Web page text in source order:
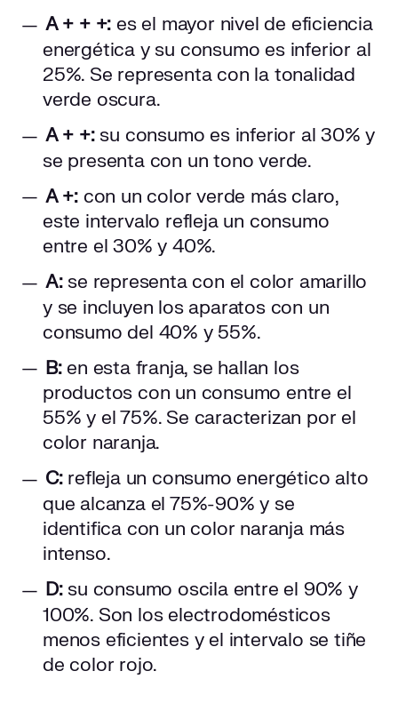
A + + +: es el mayor nivel de eficiencia
energética y su consumo es inferior al
25%. Se representa con la tonalidad
verde oscura.
A + +:su consumo es inferior al 30% y
se presenta con un tono verde.
A +: con un color verde más claro,
este intervalo refleja un consumo
entre el 30% y 40%.
A:se representa con el color amarillo
y se incluyen los aparatos con un
consumo del 40% y 55%.
B:en esta franja, se hallan los
productos con un consumo entre el
55% y el 75%. Se caracterizan por el
color naranja.
C:refleja un consumo energético alto
que alcanza el 75%-90% y se
identifica con un color naranja más
intenso.
D:su consumo oscila entre el 90% y
100%. Son los electrodomésticos
menos eficientes y el intervalo se tiñe
de color rojo.